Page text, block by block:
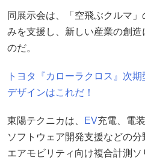
同展示会は、「空飛ぶクルマ
みを支援し、新しい産業の創
のだ。
トヨタ『カローラクロス』次
デザインはこれだ！
東陽テクニカは、 EV充電、電
ソフトウェア開発支援などの分
エアモビリティ向け複合計測